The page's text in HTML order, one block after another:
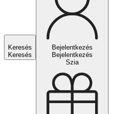
Keresés
Keresés
Bejelentkezés
Bejelentkezés
Szia